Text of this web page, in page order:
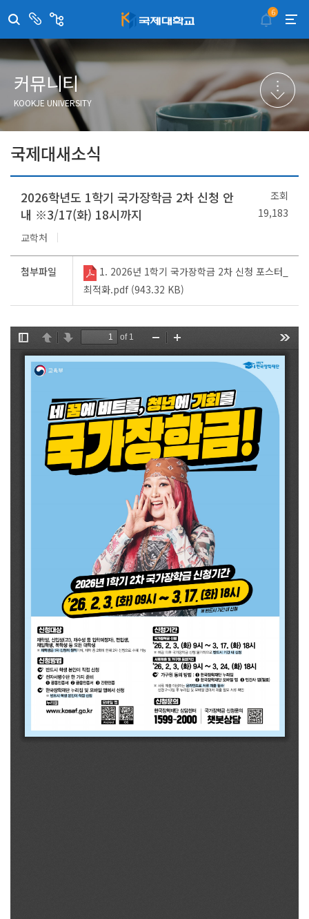
센
부
서
취·창업지원센터
국제대학교 입학안내
학술정보원
국제교류센터
산학협력단
평생교육원
교수학습지원센터
트
이메일무단수집거부
무선인터넷이용안내
포탈사이트
증명발급사이트
국제무인항공
6
커뮤니티
KOOKJE UNIVERSITY
국제대새소식
2026학년도 1학기 국가장학금 2차 신청 안
내 ※3/17(화) 18시까지
조회
19,183
교학처
첨부파일
1. 2026년 1학기 국가장학금 2차 신청 포스터_
최적화.pdf (943.32 KB)